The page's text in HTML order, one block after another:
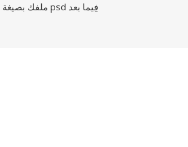
ملفك بصيغة psd فِيما بعد